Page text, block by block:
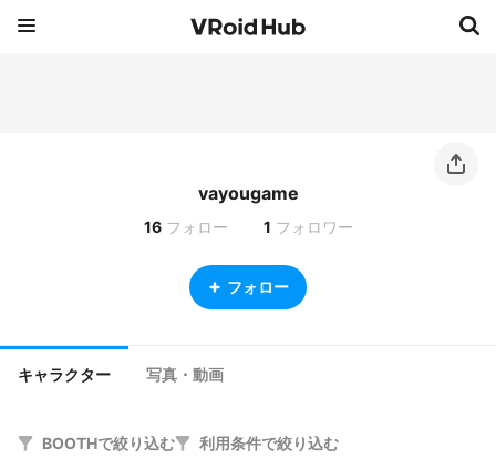
vayougame
16 フォロー 1 フォロワー
フォロー
キャラクター 写真・動画
BOOTHで絞り込む 利用条件で絞り込む